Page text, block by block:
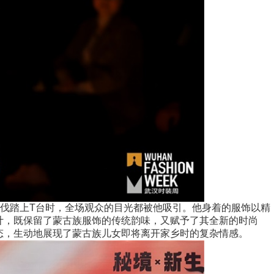
踏上T台时，全场观众的目光都被他吸引。他身着的服饰以精
既保留了蒙古族服饰的传统韵味，又赋予了其全新的时尚
生动地展现了蒙古族儿女即将离开家乡时的复杂情感。